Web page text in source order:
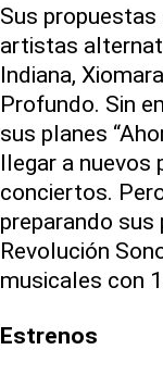
Sus propuestas
artistas
Indiana,
Profundo. Sin
sus planes
llegar a nuevos
conciertos.
preparando
Revolución
musicales con
Estrenos